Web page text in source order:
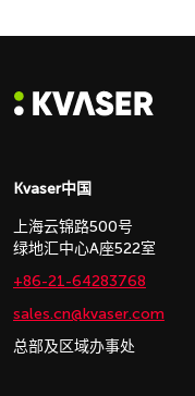
Kvaser中国
上海云锦路500号
绿地汇中心A座522室
+86-21-64283768
sales.cn@kvaser.com
总部及区域办事处